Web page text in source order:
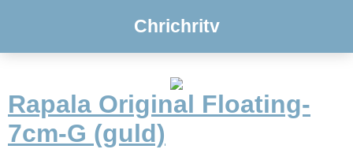
Chrichritv
Rapala Original Floating-
7cm-G (guld)